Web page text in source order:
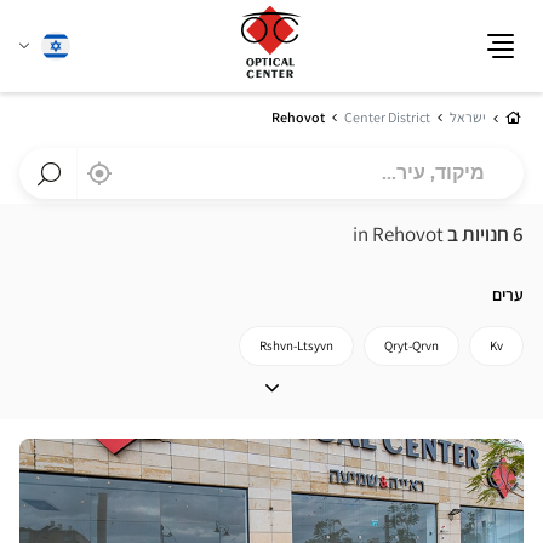
שנהעברית
בית ישראל Center District
Rehovot
בקרבתי,
a
6 חנויות ב in Rehovot
ערים
ערים
Kv
Qryt-Qrvn
Rshvn-Ltsyvn
לחץ
ENTER
למידע
נוסף